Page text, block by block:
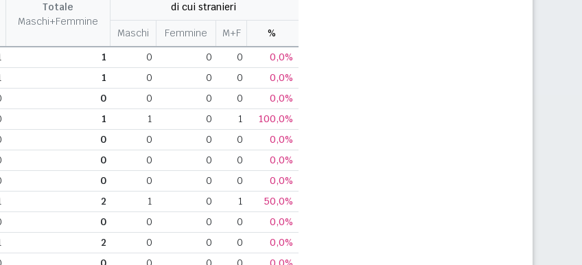
Totale
Maschi+Femmine
di cui stranieri
Maschi Femmine M+F
%
1 0 0 0
0,0%
1 0 0 0
0,0%
0 0 0 0
0,0%
1 1 0 1
100,0%
0 0 0 0
0,0%
0 0 0 0
0,0%
0 0 0 0
0,0%
2 1 0 1
50,0%
0 0 0 0
0,0%
2 0 0 0
0,0%